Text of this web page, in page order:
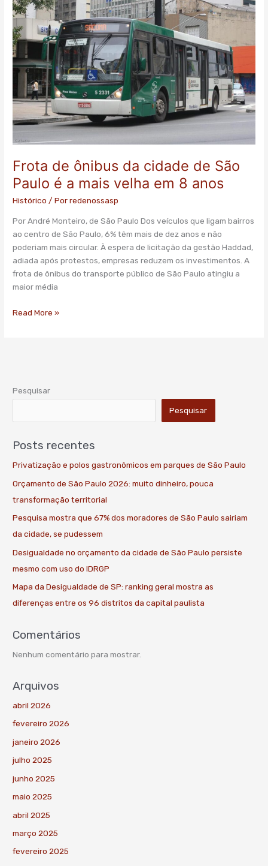
Frota de ônibus da cidade de São
Paulo é a mais velha em 8 anos
Histórico / Porredenossasp
Por André Monteiro, de São Paulo Dos veículos que ligam bairros
ao centro de São Paulo, 6% têm mais de dez anos e não
poderiam mais circular. À espera de licitação da gestão Haddad,
adiada após protestos, empresas reduzem os investimentos. A
frota de ônibus do transporte público de São Paulo atingiu a
maior média
ônibus
da
cidade
de
São
Paulo
mais
em
8
anos
Read More »
Pesquisar
Pesquisar
Posts recentes
Privatização e polos gastronômicos em parques de São Paulo
Orçamento de São Paulo 2026: muito dinheiro, pouca
transformação territorial
Pesquisa mostra que 67% dos moradores de São Paulo sairiam
da cidade, se pudessem
Desigualdade no orçamento da cidade de São Paulo persiste
mesmo com uso do IDRGP
Mapa da Desigualdade de SP: ranking geral mostra as
diferenças entre os 96 distritos da capital paulista
Comentários
Nenhum comentário para mostrar.
Arquivos
abril 2026
fevereiro 2026
janeiro 2026
julho 2025
junho 2025
maio 2025
abril 2025
março 2025
fevereiro 2025